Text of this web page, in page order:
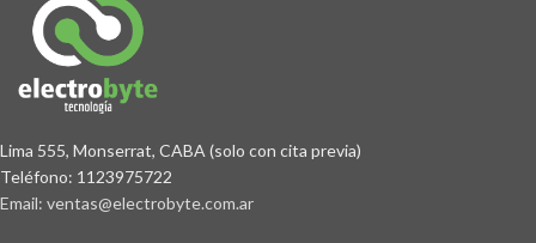
Lima 555, Monserrat, CABA (solo con cita previa)
Teléfono: 1123975722
Email: ventas@electrobyte.com.ar